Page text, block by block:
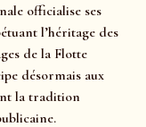
officialise ses
l’héritage des
de la Flotte
désormais aux
la tradition